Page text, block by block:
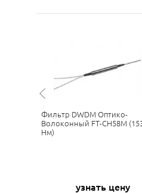
Фильтр DWDM Оптико-
Волоконный FT-CH58M
Нм)
узнать цену